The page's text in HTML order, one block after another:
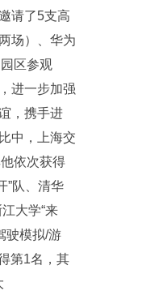
请了5支高
场）、华为
区参观
进一步加强
，携手进
中，上海交
依次获得
”队、清华
大学“来
驶模拟/游
第1名，其